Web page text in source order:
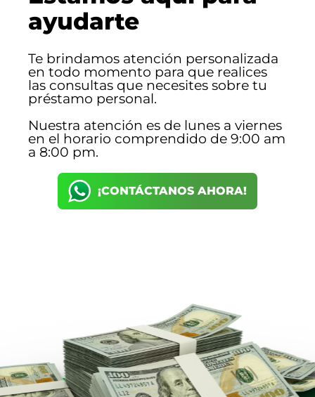
ayudarte
Te brindamos atención personalizada
en todo momento para que realices
las consultas que necesites sobre tu
préstamo personal.
Nuestra atención es de lunes a viernes
en el horario comprendido de 9:00 am
a 8:00 pm.
¡CONTÁCTANOS AHORA!